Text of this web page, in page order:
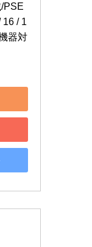
PSE
/ 1
器対